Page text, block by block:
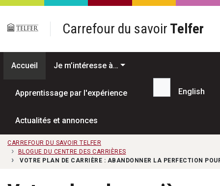
Passer au contenu principal
Carrefour du savoir Telfer
Accueil Je m’intéresse à…
Apprentissage par l'expérience
Actualités et annonces
Recherche...
English
CARREFOUR DU SAVOIR TELFER
BLOGUE DU CENTRE DES CARRIÈRES
VOTRE PLAN DE CARRIÈRE : ABANDONNER LA PERFECTION